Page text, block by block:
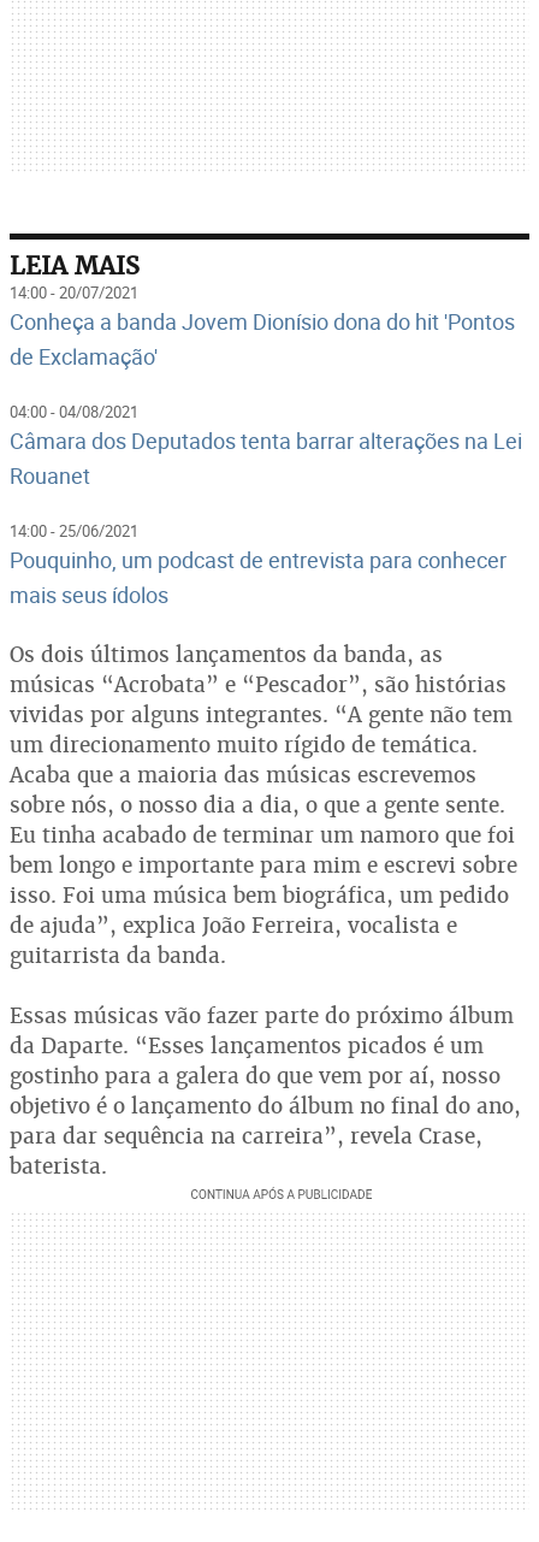
LEIA MAIS
14:00 - 20/07/2021
Conheça a banda Jovem Dionísio dona do hit 'Pontos
de Exclamação'
04:00 - 04/08/2021
Câmara dos Deputados tenta barrar alterações na Lei
Rouanet
14:00 - 25/06/2021
Pouquinho, um podcast de entrevista para conhecer
mais seus ídolos
Os dois últimos lançamentos da banda, as
músicas “Acrobata” e “Pescador”, são histórias
vividas por alguns integrantes. “A gente não tem
um direcionamento muito rígido de temática.
Acaba que a maioria das músicas escrevemos
sobre nós, o nosso dia a dia, o que a gente sente.
Eu tinha acabado de terminar um namoro que foi
bem longo e importante para mim e escrevi sobre
isso. Foi uma música bem biográfica, um pedido
de ajuda”, explica João Ferreira, vocalista e
guitarrista da banda.
Essas músicas vão fazer parte do próximo álbum
da Daparte. “Esses lançamentos picados é um
gostinho para a galera do que vem por aí, nosso
objetivo é o lançamento do álbum no final do ano,
para dar sequência na carreira”, revela Crase,
baterista.